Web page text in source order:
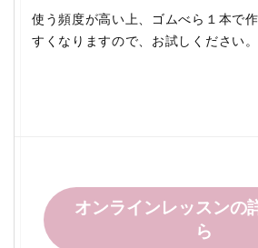
使う頻度が高い上、ゴムべら１本で
すくなりますので、お試しください。
オンラインレッスンの
ら